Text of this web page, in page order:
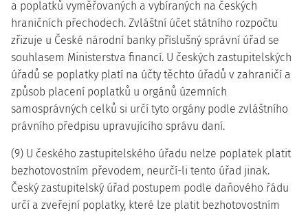
a poplatků vyměřovaných a vybíraných na českých
hraničních přechodech. Zvláštní účet státního rozpočtu
zřizuje u České národní banky příslušný správní úřad se
souhlasem Ministerstva financí. U českých zastupitelských
úřadů se poplatky platí na účty těchto úřadů v zahraničí a
způsob placení poplatků u orgánů územních
samosprávných celků si určí tyto orgány podle zvláštního
právního předpisu upravujícího správu daní.
(9) U českého zastupitelského úřadu nelze poplatek platit
bezhotovostním převodem, neurčí-li tento úřad jinak.
Český zastupitelský úřad postupem podle daňového řádu
určí a zveřejní poplatky, které lze platit bezhotovostním